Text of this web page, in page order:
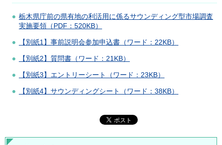
栃木県庁前の県有地の利活用に係るサウンディング型市場調査
実施要領（PDF：520KB）
【別紙1】事前説明会参加申込書（ワード：22KB）
【別紙2】質問書（ワード：21KB）
【別紙3】エントリーシート（ワード：23KB）
【別紙4】サウンディングシート（ワード：38KB）